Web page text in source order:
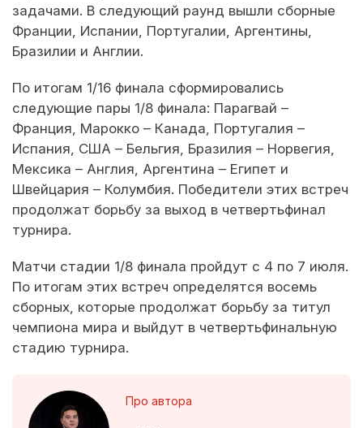
задачами. В следующий раунд вышли сборные
Франции, Испании, Португалии, Аргентины,
Бразилии и Англии.
По итогам 1/16 финала сформировались
следующие пары 1/8 финала: Парагвай –
Франция, Марокко – Канада, Португалия –
Испания, США – Бельгия, Бразилия – Норвегия,
Мексика – Англия, Аргентина – Египет и
Швейцария – Колумбия. Победители этих встреч
продолжат борьбу за выход в четвертьфинал
турнира.
Матчи стадии 1/8 финала пройдут с 4 по 7 июля.
По итогам этих встреч определятся восемь
сборных, которые продолжат борьбу за титул
чемпиона мира и выйдут в четвертьфинальную
стадию турнира.
Про автора